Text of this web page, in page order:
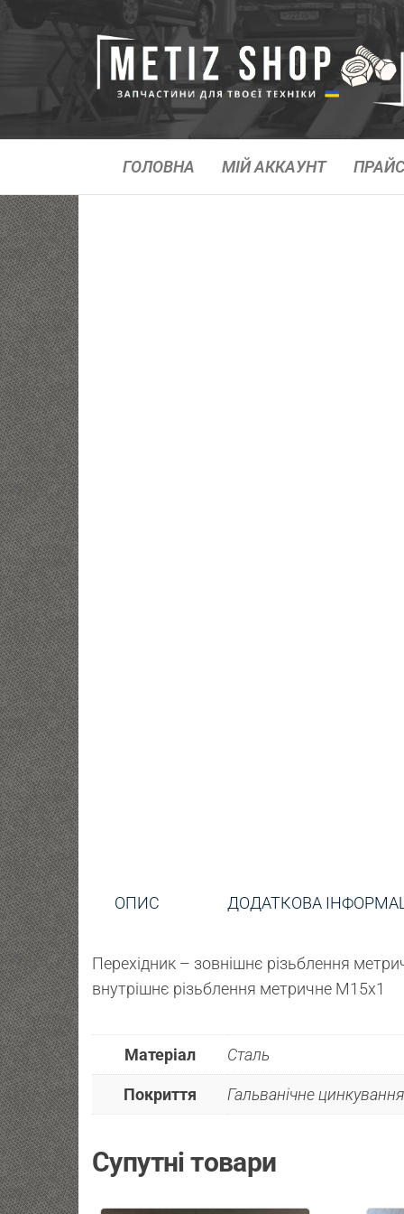
ГОЛОВНА МІЙ АККАУНТ
ОПИС ДОДАТКОВА
Перехідник – зовнішнє різьблення
внутрішнє різьблення метричне М15х1
Матеріал Сталь
Покриття Гальванічне
Супутні товари